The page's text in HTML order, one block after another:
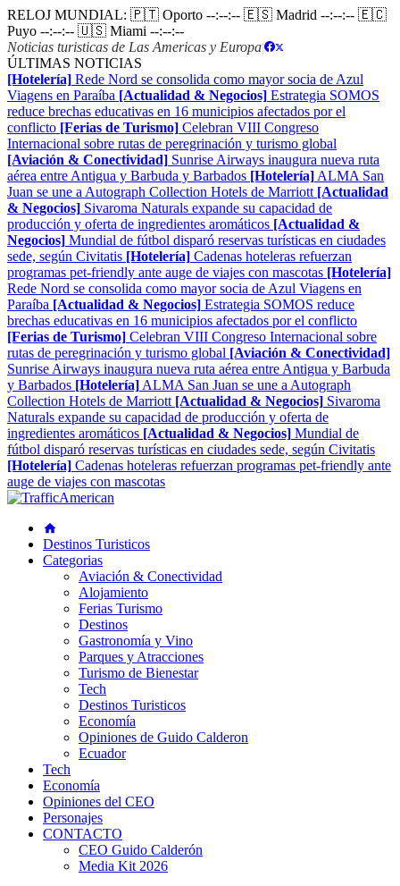
RELOJ MUNDIAL: 🇵🇹 Oporto --:--:-- 🇪🇸 Madrid --:--:-- 🇪🇨
Puyo --:--:-- 🇺🇸 Miami --:--:--
Noticias turisticas de Las Americas y Europa|
ÚLTIMAS NOTICIAS
[Hotelería] Rede Nord se consolida como mayor socia de Azul
Viagens en Paraíba [Actualidad & Negocios] Estrategia SOMOS
reduce brechas educativas en 16 municipios afectados por el
conflicto [Ferias de Turismo] Celebran VIII Congreso
Internacional sobre rutas de peregrinación y turismo global
[Aviación & Conectividad] Sunrise Airways inaugura nueva ruta
aérea entre Antigua y Barbuda y Barbados [Hotelería] ALMA San
Juan se une a Autograph Collection Hotels de Marriott [Actualidad
& Negocios] Sivaroma Naturals expande su capacidad de
producción y oferta de ingredientes aromáticos [Actualidad &
Negocios] Mundial de fútbol disparó reservas turísticas en ciudades
sede, según Civitatis [Hotelería] Cadenas hoteleras refuerzan
programas pet-friendly ante auge de viajes con mascotas [Hotelería]
Rede Nord se consolida como mayor socia de Azul Viagens en
Paraíba [Actualidad & Negocios] Estrategia SOMOS reduce
brechas educativas en 16 municipios afectados por el conflicto
[Ferias de Turismo] Celebran VIII Congreso Internacional sobre
rutas de peregrinación y turismo global [Aviación & Conectividad]
Sunrise Airways inaugura nueva ruta aérea entre Antigua y Barbuda
y Barbados [Hotelería] ALMA San Juan se une a Autograph
Collection Hotels de Marriott [Actualidad & Negocios] Sivaroma
Naturals expande su capacidad de producción y oferta de
ingredientes aromáticos [Actualidad & Negocios] Mundial de
fútbol disparó reservas turísticas en ciudades sede, según Civitatis
[Hotelería] Cadenas hoteleras refuerzan programas pet-friendly ante
auge de viajes con mascotas
Destinos Turisticos
Categorias
Aviación & Conectividad
Alojamiento
Ferias Turismo
Destinos
Gastronomía y Vino
Parques y Atracciones
Turismo de Bienestar
Tech
Destinos Turisticos
Economía
Opiniones de Guido Calderon
Ecuador
Tech
Economía
Opiniones del CEO
Personajes
CONTACTO
CEO Guido Calderón
Media Kit 2026